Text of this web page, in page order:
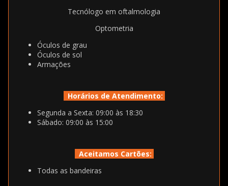
Tecnólogo em oftalmologia
Optometria
Óculos de grau
Óculos de sol
Armações
Horários de Atendimento:
Segunda a Sexta: 09:00 às 18:30
Sábado: 09:00 às 15:00
Aceitamos Cartões:
Todas as bandeiras